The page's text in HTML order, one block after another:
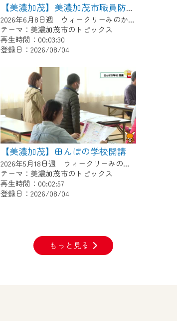
【美濃加茂】美濃加茂市職員防災訓練
2026年6月8日週 ウィークリーみのかもにて放送
テーマ：美濃加茂市のトピックス
再生時間：00:03:30
登録日：2026/08/04
【美濃加茂】田んぼの学校開講
2026年5月18日週 ウィークリーみのかもにて放送
テーマ：美濃加茂市のトピックス
再生時間：00:02:57
登録日：2026/08/04
もっと見る